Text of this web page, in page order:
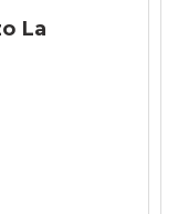
La